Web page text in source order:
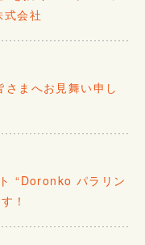
会社
まへお見舞い申し
“Doronko パラリン
！